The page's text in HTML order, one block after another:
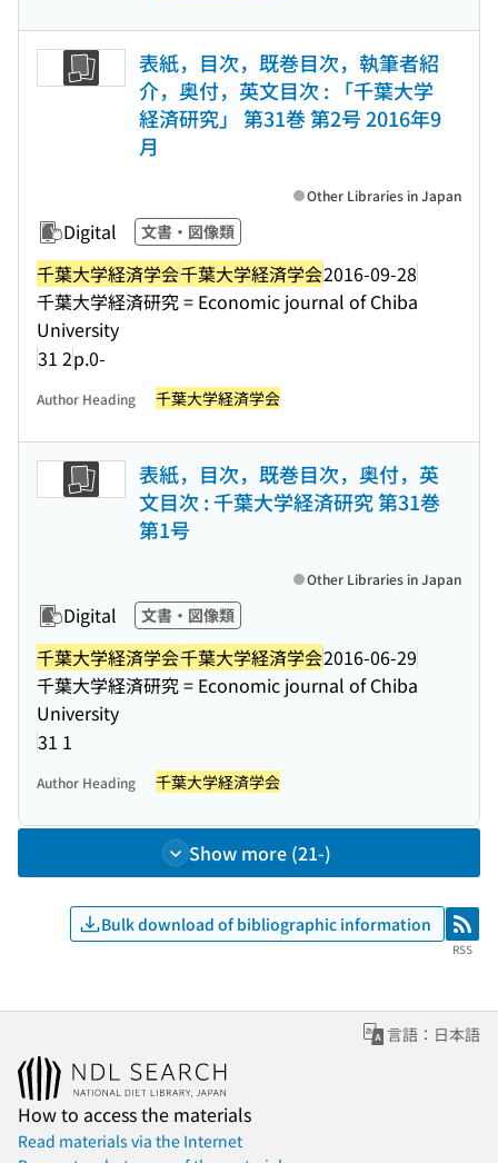
表紙，目次，既巻目次，執筆者紹
介，奥付，英文目次 : 「千葉大学
経済研究」 第31巻 第2号 2016年9
月
Digital 文書・図像類
千葉大学経済学会千葉大学経済学会2016-09-28
千葉大学経済研究 = Economic journal of Chiba
University
31 2p.0-
Other Libraries in Japan
Author Heading 千葉大学経済学会
表紙，目次，既巻目次，奥付，英
文目次 : 千葉大学経済研究 第31巻
第1号
Digital 文書・図像類
千葉大学経済学会千葉大学経済学会2016-06-29
千葉大学経済研究 = Economic journal of Chiba
University
31 1
Other Libraries in Japan
Author Heading 千葉大学経済学会
Show more (21-)
Bulk download of bibliographic information RSS
RSS
言語：日本語
How to access the materials
Read materials via the Internet